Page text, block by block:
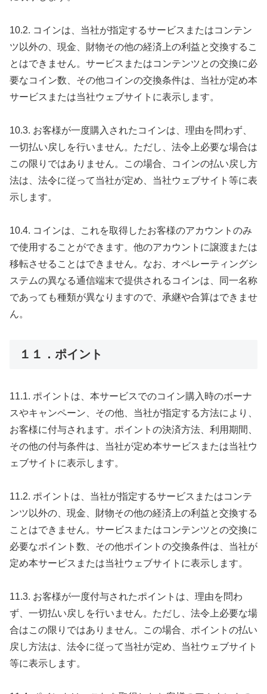
10.2. コインは、当社が指定するサービスまたはコンテン
ツ以外の、現金、財物その他の経済上の利益と交換するこ
とはできません。サービスまたはコンテンツとの交換に必
要なコイン数、その他コインの交換条件は、当社が定め本
サービスまたは当社ウェブサイトに表示します。
10.3. お客様が一度購入されたコインは、理由を問わず、
一切払い戻しを行いません。ただし、法令上必要な場合は
この限りではありません。この場合、コインの払い戻し方
法は、法令に従って当社が定め、当社ウェブサイト等に表
示します。
10.4. コインは、これを取得したお客様のアカウントのみ
で使用することができます。他のアカウントに譲渡または
移転させることはできません。なお、オペレーティングシ
ステムの異なる通信端末で提供されるコインは、同一名称
であっても種類が異なりますので、承継や合算はできませ
ん。
１１．ポイント
11.1. ポイントは、本サービスでのコイン購入時のボーナ
スやキャンペーン、その他、当社が指定する方法により、
お客様に付与されます。ポイントの決済方法、利用期間、
その他の付与条件は、当社が定め本サービスまたは当社ウ
ェブサイトに表示します。
11.2. ポイントは、当社が指定するサービスまたはコンテ
ンツ以外の、現金、財物その他の経済上の利益と交換する
ことはできません。サービスまたはコンテンツとの交換に
必要なポイント数、その他ポイントの交換条件は、当社が
定め本サービスまたは当社ウェブサイトに表示します。
11.3. お客様が一度付与されたポイントは、理由を問わ
ず、一切払い戻しを行いません。ただし、法令上必要な場
合はこの限りではありません。この場合、ポイントの払い
戻し方法は、法令に従って当社が定め、当社ウェブサイト
等に表示します。